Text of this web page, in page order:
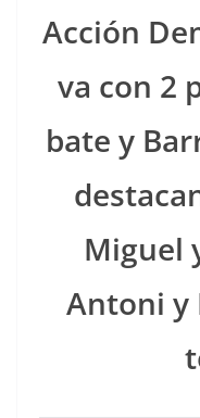
o
k
Acción
va con 2
bate y
Miguel
Antoni y